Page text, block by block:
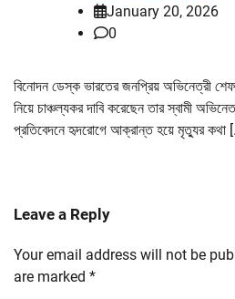
January 20, 2026
0
বিনোদন ডেস্ক ভারতের জনপ্রিয় অভিনেত্রী
নিয়ে চাঞ্চল্যকর দাবি করেছেন তার স্বামী
প্রতিবেদনে হৃদরোগে আক্রান্ত হয়ে মৃত্যুর কথা
Leave a Reply
Your email address will not be
are marked *